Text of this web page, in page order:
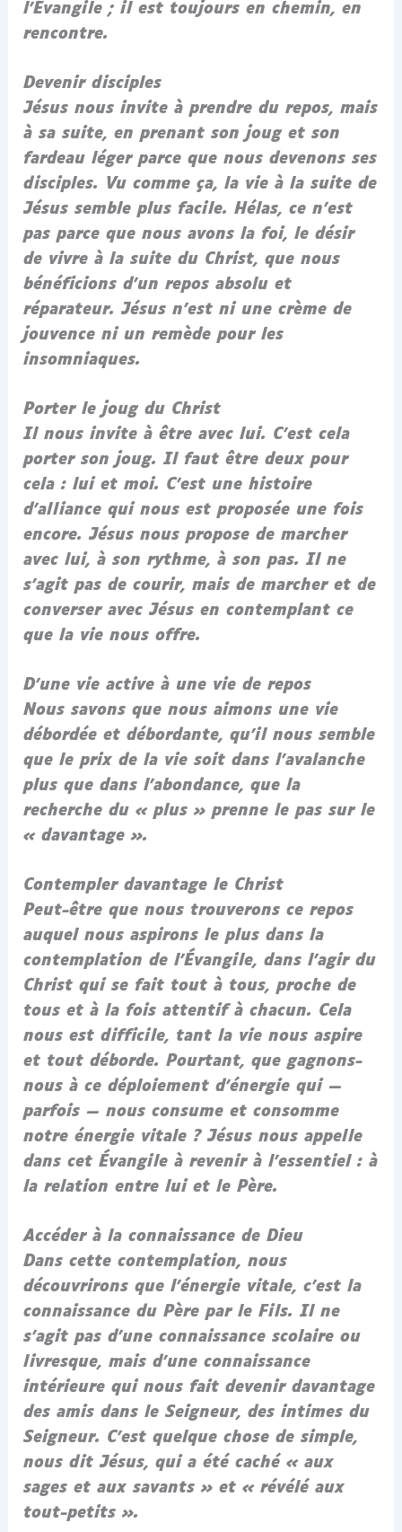
l’Évangile ; il est toujours en chemin, en
rencontre.
Devenir disciples
Jésus nous invite à prendre du repos, mais
à sa suite, en prenant son joug et son
fardeau léger parce que nous devenons ses
disciples. Vu comme ça, la vie à la suite de
Jésus semble plus facile. Hélas, ce n’est
pas parce que nous avons la foi, le désir
de vivre à la suite du Christ, que nous
bénéficions d’un repos absolu et
réparateur. Jésus n’est ni une crème de
jouvence ni un remède pour les
insomniaques.
Porter le joug du Christ
Il nous invite à être avec lui. C’est cela
porter son joug. Il faut être deux pour
cela : lui et moi. C’est une histoire
d’alliance qui nous est proposée une fois
encore. Jésus nous propose de marcher
avec lui, à son rythme, à son pas. Il ne
s’agit pas de courir, mais de marcher et de
converser avec Jésus en contemplant ce
que la vie nous offre.
D’une vie active à une vie de repos
Nous savons que nous aimons une vie
débordée et débordante, qu’il nous semble
que le prix de la vie soit dans l’avalanche
plus que dans l’abondance, que la
recherche du « plus » prenne le pas sur le
« davantage ».
Contempler davantage le Christ
Peut-être que nous trouverons ce repos
auquel nous aspirons le plus dans la
contemplation de l’Évangile, dans l’agir du
Christ qui se fait tout à tous, proche de
tous et à la fois attentif à chacun. Cela
nous est difficile, tant la vie nous aspire
et tout déborde. Pourtant, que gagnons-
nous à ce déploiement d’énergie qui —
parfois — nous consume et consomme
notre énergie vitale ? Jésus nous appelle
dans cet Évangile à revenir à l’essentiel : à
la relation entre lui et le Père.
Accéder à la connaissance de Dieu
Dans cette contemplation, nous
découvrirons que l’énergie vitale, c’est la
connaissance du Père par le Fils. Il ne
s’agit pas d’une connaissance scolaire ou
livresque, mais d’une connaissance
intérieure qui nous fait devenir davantage
des amis dans le Seigneur, des intimes du
Seigneur. C’est quelque chose de simple,
nous dit Jésus, qui a été caché « aux
sages et aux savants » et « révélé aux
tout-petits ».